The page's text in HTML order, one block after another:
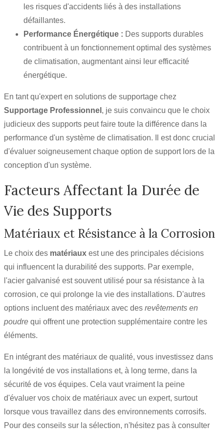
les risques d'accidents liés à des installations
défaillantes.
Performance Énergétique : Des supports durables
contribuent à un fonctionnement optimal des systèmes
de climatisation, augmentant ainsi leur efficacité
énergétique.
En tant qu'expert en solutions de supportage chez
Supportage Professionnel , je suis convaincu que le choix
judicieux des supports peut faire toute la différence dans la
performance d'un système de climatisation. Il est donc crucial
d'évaluer soigneusement chaque option de support lors de la
conception d'un système.
Facteurs Affectant la Durée de
Vie des Supports
Matériaux et Résistance à la Corrosion
Le choix des matériaux est une des principales décisions
qui influencent la durabilité des supports. Par exemple,
l'acier galvanisé est souvent utilisé pour sa résistance à la
corrosion, ce qui prolonge la vie des installations. D'autres
options incluent des matériaux avec des revêtements en
poudre qui offrent une protection supplémentaire contre les
éléments.
En intégrant des matériaux de qualité, vous investissez dans
la longévité de vos installations et, à long terme, dans la
sécurité de vos équipes. Cela vaut vraiment la peine
d'évaluer vos choix de matériaux avec un expert, surtout
lorsque vous travaillez dans des environnements corrosifs.
Pour des conseils sur la sélection, n'hésitez pas à consulter